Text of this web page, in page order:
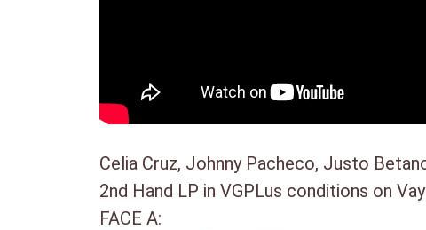
Celia Cruz, Johnny Pacheco, Justo
2nd Hand LP in VGPLus conditions on
FACE A: